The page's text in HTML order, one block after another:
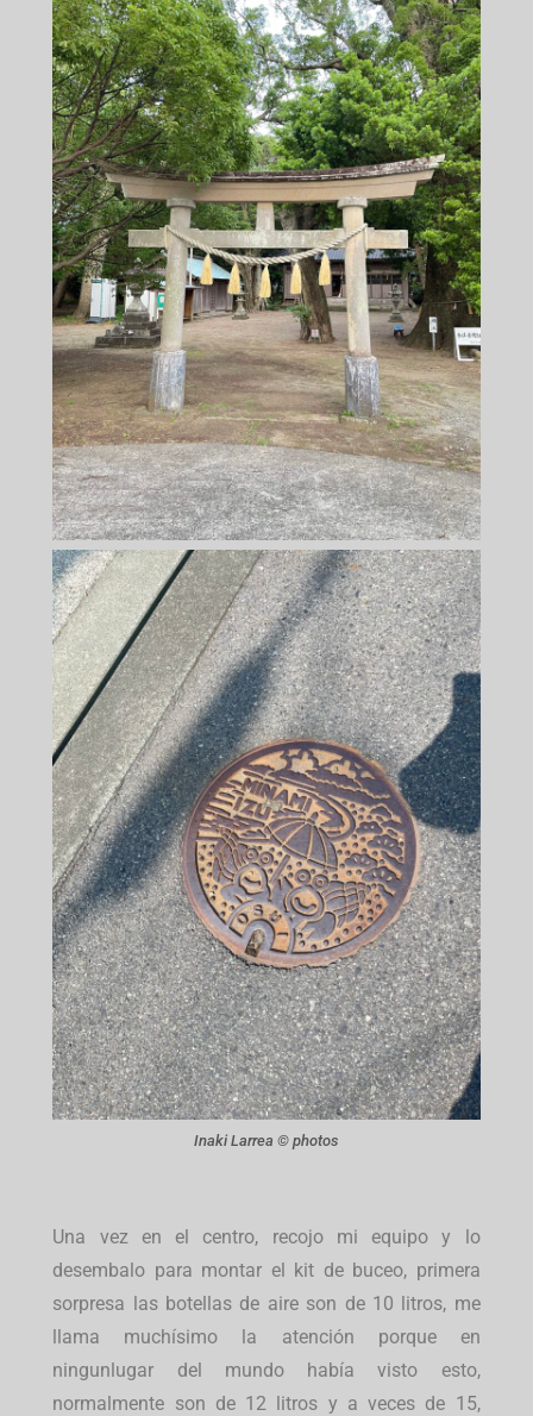
Inaki Larrea © photos
Una vez en el centro, recojo mi equipo y lo
desembalo para montar el kit de buceo, primera
sorpresa las botellas de aire son de 10 litros, me
llama muchísimo la atención porque en
ningunlugar del mundo había visto esto,
normalmente son de 12 litros y a veces de 15,